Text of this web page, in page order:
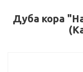
Дуба кора